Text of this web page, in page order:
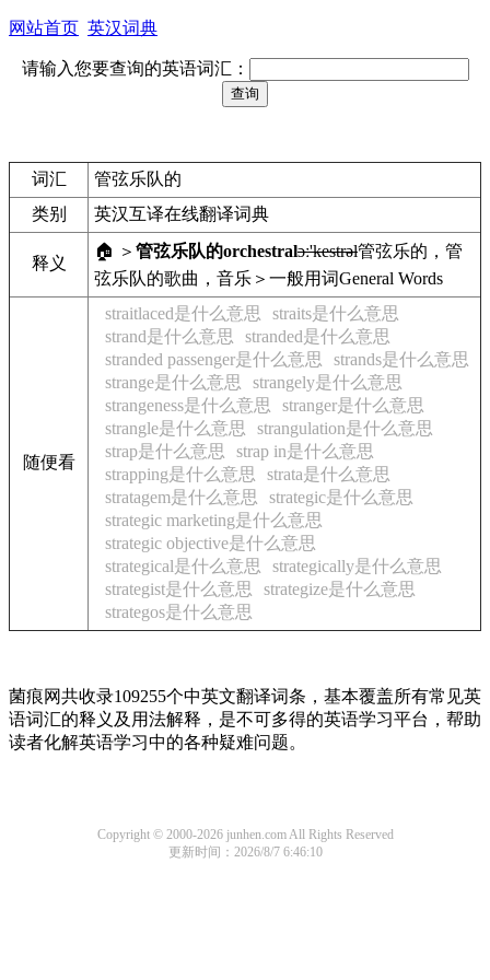
网站首页 英汉词典
请输入您要查询的英语词汇：
词汇
管弦乐队的
类别
英汉互译在线翻译词典
释义
🏠 ＞ 管弦乐队的orchestralɔː'kestrəl管弦乐的，管
弦乐队的歌曲，音乐＞一般用词General Words
随便看
straitlaced是什么意思
straits是什么意思
strand是什么意思
stranded是什么意思
stranded passenger是什么意思
strands是什么意思
strange是什么意思
strangely是什么意思
strangeness是什么意思
stranger是什么意思
strangle是什么意思
strangulation是什么意思
strap是什么意思
strap in是什么意思
strapping是什么意思
strata是什么意思
stratagem是什么意思
strategic是什么意思
strategic marketing是什么意思
strategic objective是什么意思
strategical是什么意思
strategically是什么意思
strategist是什么意思
strategize是什么意思
strategos是什么意思
菌痕网共收录109255个中英文翻译词条，基本覆盖所有常见英
语词汇的释义及用法解释，是不可多得的英语学习平台，帮助
读者化解英语学习中的各种疑难问题。
Copyright © 2000-2026 junhen.com All Rights Reserved
更新时间：2026/8/7 6:46:10